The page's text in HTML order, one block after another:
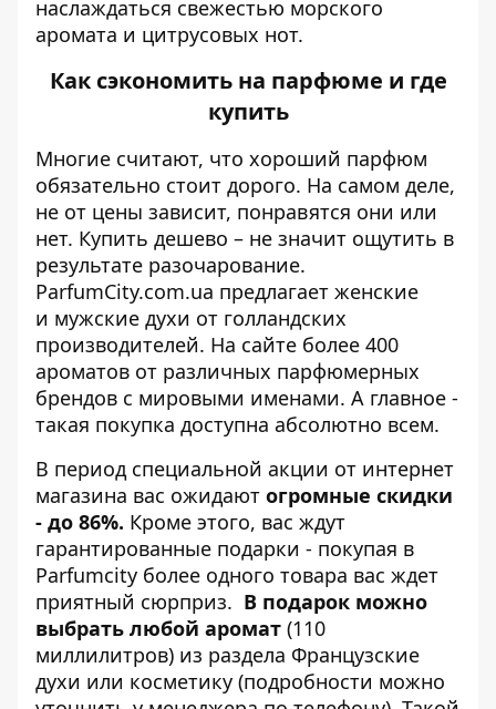
наслаждаться свежестью морского
аромата и цитрусовых нот.
Как сэкономить на парфюме и где
купить
Многие считают, что хороший парфюм
обязательно стоит дорого. На самом деле,
не от цены зависит, понравятся они или
нет. Купить дешево – не значит ощутить в
результате разочарование.
ParfumCity.com.ua предлагает женские
и мужские духи от голландских
производителей. На сайте более 400
ароматов от различных парфюмерных
брендов с мировыми именами. А главное -
такая покупка доступна абсолютно всем.
В период специальной акции от интернет
магазина вас ожидают огромные скидки
- до 86%. Кроме этого, вас ждут
гарантированные подарки - покупая в
Parfumcity более одного товара вас ждет
приятный сюрприз. В подарок можно
выбрать любой аромат (110
миллилитров) из раздела Французские
духи или косметику (подробности можно